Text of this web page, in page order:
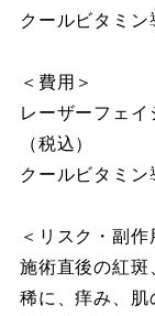
クールビタミン
＜費用＞
レーザーフェ
（税込）
クールビタミ
＜リスク・副作
施術直後の紅
稀に、痒み、肌